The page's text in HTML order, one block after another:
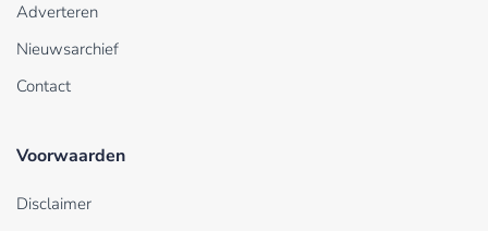
Adverteren
Nieuwsarchief
Contact
Voorwaarden
Disclaimer